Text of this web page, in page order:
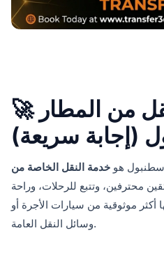
🚀 أفضل خدمة نقل من المطار
(إجابة سريعة)
هو خدمة النقل الخاصة من
محترفين، وتتبع للرحلات، وراحة
أكثر موثوقية من سيارات الأجرة أو
وسائل النقل العامة.